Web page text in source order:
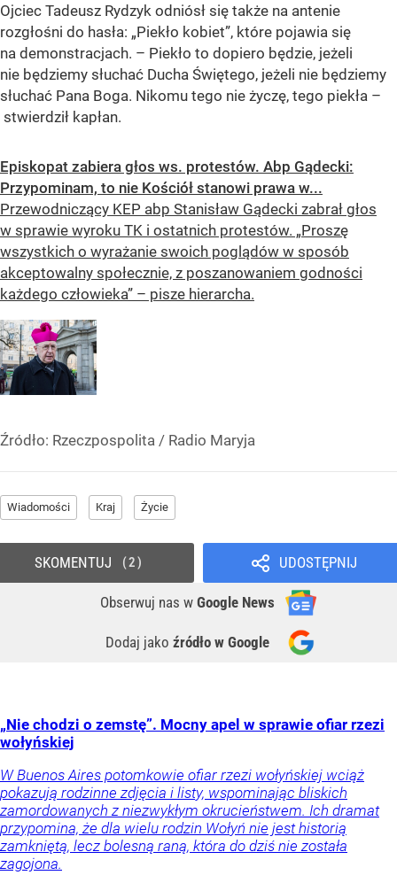
Ojciec Tadeusz Rydzyk odniósł się także na antenie
rozgłośni do hasła: „Piekło kobiet”, które pojawia się
na demonstracjach. – Piekło to dopiero będzie, jeżeli
nie będziemy słuchać Ducha Świętego, jeżeli nie będziemy
słuchać Pana Boga. Nikomu tego nie życzę, tego piekła –
stwierdził kapłan.
Episkopat zabiera głos ws. protestów. Abp Gądecki:
Przypominam, to nie Kościół stanowi prawa w...
Przewodniczący KEP abp Stanisław Gądecki zabrał głos
w sprawie wyroku TK i ostatnich protestów. „​Proszę
wszystkich o wyrażanie swoich poglądów w sposób
akceptowalny społecznie, z poszanowaniem godności
każdego człowieka” – pisze hierarcha.
Źródło: Rzeczpospolita / Radio Maryja
Wiadomości Kraj Życie
UDOSTĘPNIJ
Obserwuj nas w Google News
Dodaj jako źródło w Google
SKOMENTUJ 2
„Nie chodzi o zemstę”. Mocny apel w sprawie ofiar rzezi
wołyńskiej
W Buenos Aires potomkowie ofiar rzezi wołyńskiej wciąż
pokazują rodzinne zdjęcia i listy, wspominając bliskich
zamordowanych z niezwykłym okrucieństwem. Ich dramat
przypomina, że dla wielu rodzin Wołyń nie jest historią
zamkniętą, lecz bolesną raną, która do dziś nie została
zagojona.